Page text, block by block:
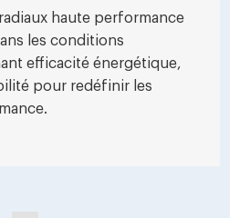
haute performance
les conditions
efficacité énergétique,
pour redéfinir les